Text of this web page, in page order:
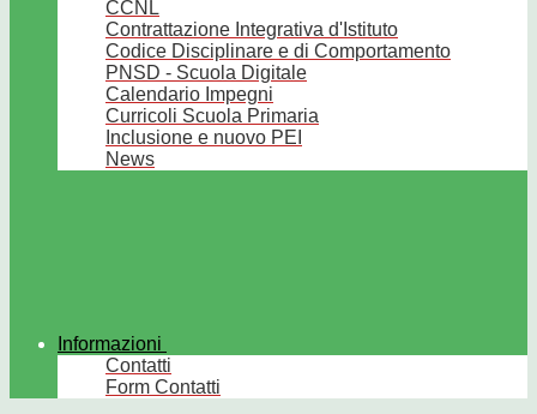
CCNL
Contrattazione Integrativa d'Istituto
Codice Disciplinare e di Comportamento
PNSD - Scuola Digitale
Calendario Impegni
Curricoli Scuola Primaria
Inclusione e nuovo PEI
News
Informazioni
Contatti
Form Contatti